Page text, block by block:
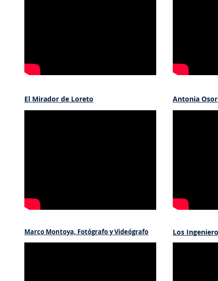
El Mirador de Loreto Antonia
Marco Montoya, Fotógrafo y Videógrafo Los